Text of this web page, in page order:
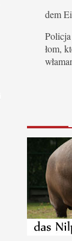
dem
łom,